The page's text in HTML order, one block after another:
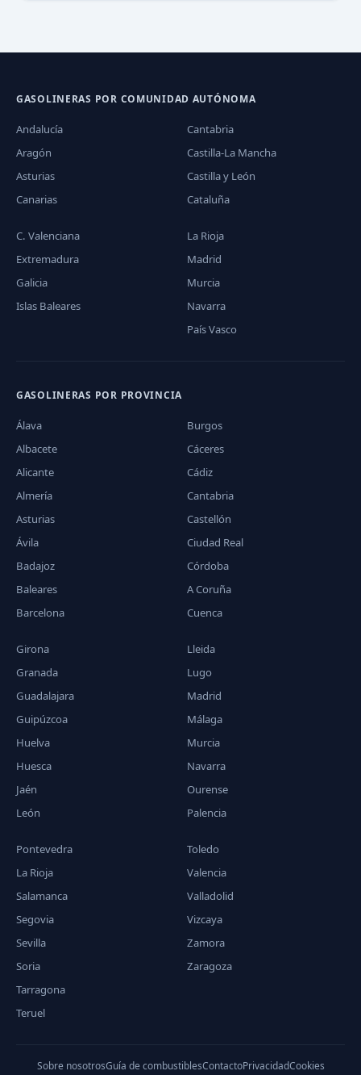
GASOLINERAS POR COMUNIDAD AUTÓNOMA
Andalucía
Aragón
Asturias
Canarias
Cantabria
Castilla-La Mancha
Castilla y León
Cataluña
C. Valenciana
Extremadura
Galicia
Islas Baleares
La Rioja
Madrid
Murcia
Navarra
País Vasco
GASOLINERAS POR PROVINCIA
Álava
Albacete
Alicante
Almería
Asturias
Ávila
Badajoz
Baleares
Barcelona
Burgos
Cáceres
Cádiz
Cantabria
Castellón
Ciudad Real
Córdoba
A Coruña
Cuenca
Girona
Granada
Guadalajara
Guipúzcoa
Huelva
Huesca
Jaén
León
Lleida
Lugo
Madrid
Málaga
Murcia
Navarra
Ourense
Palencia
Pontevedra
La Rioja
Salamanca
Segovia
Sevilla
Soria
Tarragona
Teruel
Toledo
Valencia
Valladolid
Vizcaya
Zamora
Zaragoza
Sobre nosotrosGuía de combustiblesContactoPrivacidadCookies